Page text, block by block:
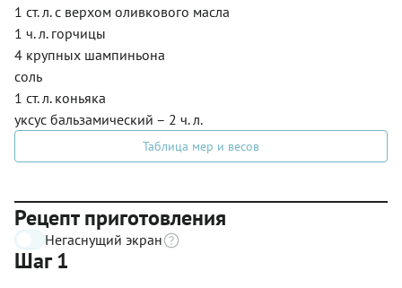
1 ст. л. с верхом оливкового масла
1 ч. л. горчицы
4 крупных шампиньона
соль
1 ст. л. коньяка
уксус бальзамический – 2 ч. л.
Таблица мер и весов
Рецепт приготовления
Негаснущий экран
Шаг 1